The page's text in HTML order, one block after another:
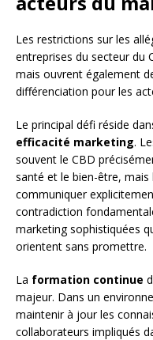
Les restrictions sur les
entreprises du secteur du
mais ouvrent également
différenciation pour les
Le principal défi réside
efficacité marketing.
souvent le CBD
santé et le bien-être,
communiquer
contradiction
marketing sophistiquées
orientent sans promettre.
La formation continue
majeur. Dans un
maintenir à jour les
collaborateurs impliqués